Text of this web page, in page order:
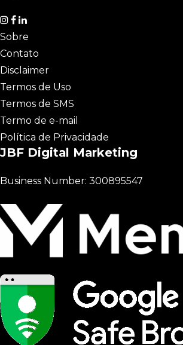
Sobre
Contato
Disclaimer
Termos de Uso
Termos de SMS
Termo de e-mail
Política de Privacidade
JBF Digital Marketing
Business Number: 300895547